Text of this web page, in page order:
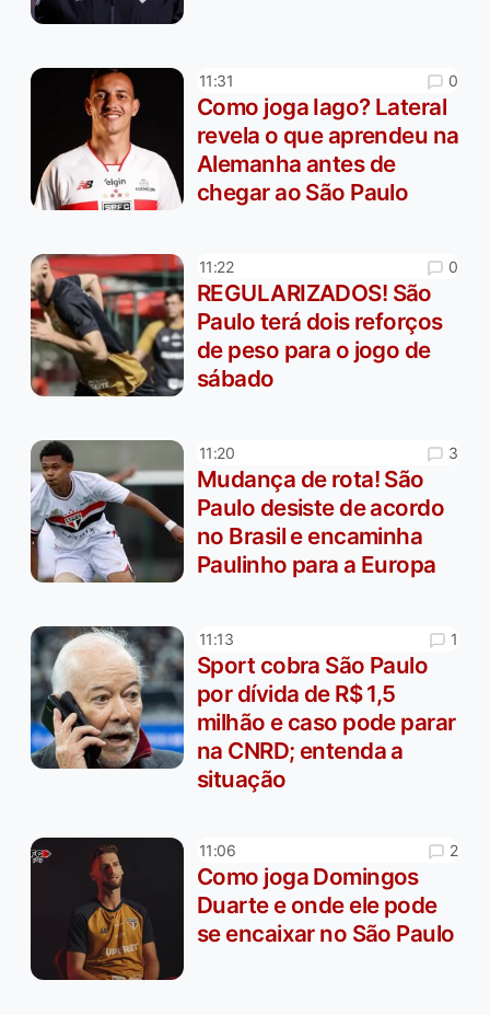
11:31 0
Como joga Iago? Lateral
revela o que aprendeu na
Alemanha antes de
chegar ao São Paulo
11:22 0
REGULARIZADOS! São
Paulo terá dois reforços
de peso para o jogo de
sábado
11:20 3
Mudança de rota! São
Paulo desiste de acordo
no Brasil e encaminha
Paulinho para a Europa
11:13 1
Sport cobra São Paulo
por dívida de R$ 1,5
milhão e caso pode parar
na CNRD; entenda a
situação
11:06 2
Como joga Domingos
Duarte e onde ele pode
se encaixar no São Paulo